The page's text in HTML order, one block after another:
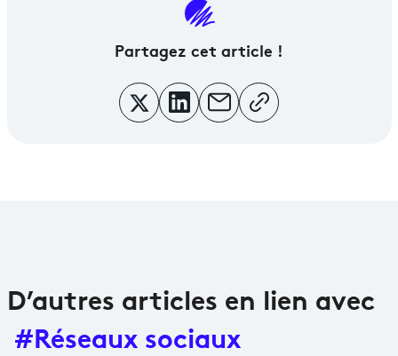
Partagez cet article !
D’autres articles en lien avec
#Réseaux sociaux